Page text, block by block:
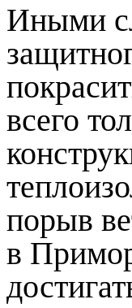
Иными
всего
порыв
в